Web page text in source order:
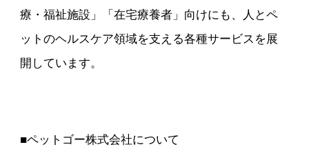
療・福祉施設」「在宅療養者」向けにも、人とペ
ットのヘルスケア領域を支える各種サービスを展
開しています。
■ペットゴー株式会社について